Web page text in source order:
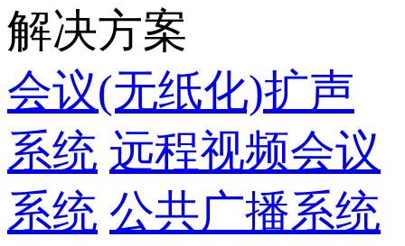
解决方案
会议(无纸化)扩声
系统 远程视频会议
系统 公共广播系统